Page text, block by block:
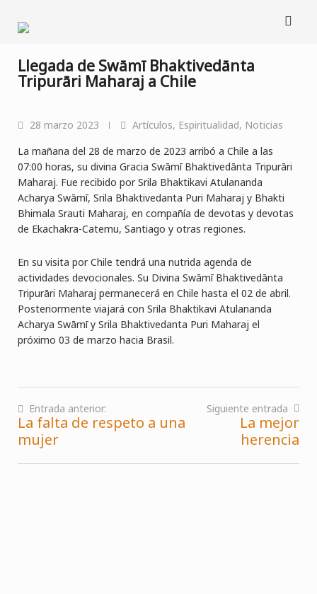
contenido
Llegada de Swāmī Bhaktivedānta
Tripurāri Maharaj a Chile
28 marzo 2023 Artículos, Espiritualidad, Noticias
La mañana del 28 de marzo de 2023 arribó a Chile a las
07:00 horas, su divina Gracia Swāmī Bhaktivedānta Tripurāri
Maharaj. Fue recibido por Srila Bhaktikavi Atulananda
Acharya Swāmī, Srila Bhaktivedanta Puri Maharaj y Bhakti
Bhimala Srauti Maharaj, en compañía de devotas y devotas
de Ekachakra-Catemu, Santiago y otras regiones.
En su visita por Chile tendrá una nutrida agenda de
actividades devocionales. Su Divina Swāmī Bhaktivedānta
Tripurāri Maharaj permanecerá en Chile hasta el 02 de abril.
Posteriormente viajará con Srila Bhaktikavi Atulananda
Acharya Swāmī y Srila Bhaktivedanta Puri Maharaj el
próximo 03 de marzo hacia Brasil.
Navegación
de
entradas
Entrada anterior:
La falta de respeto a una
mujer
Siguiente entrada
La mejor
herencia